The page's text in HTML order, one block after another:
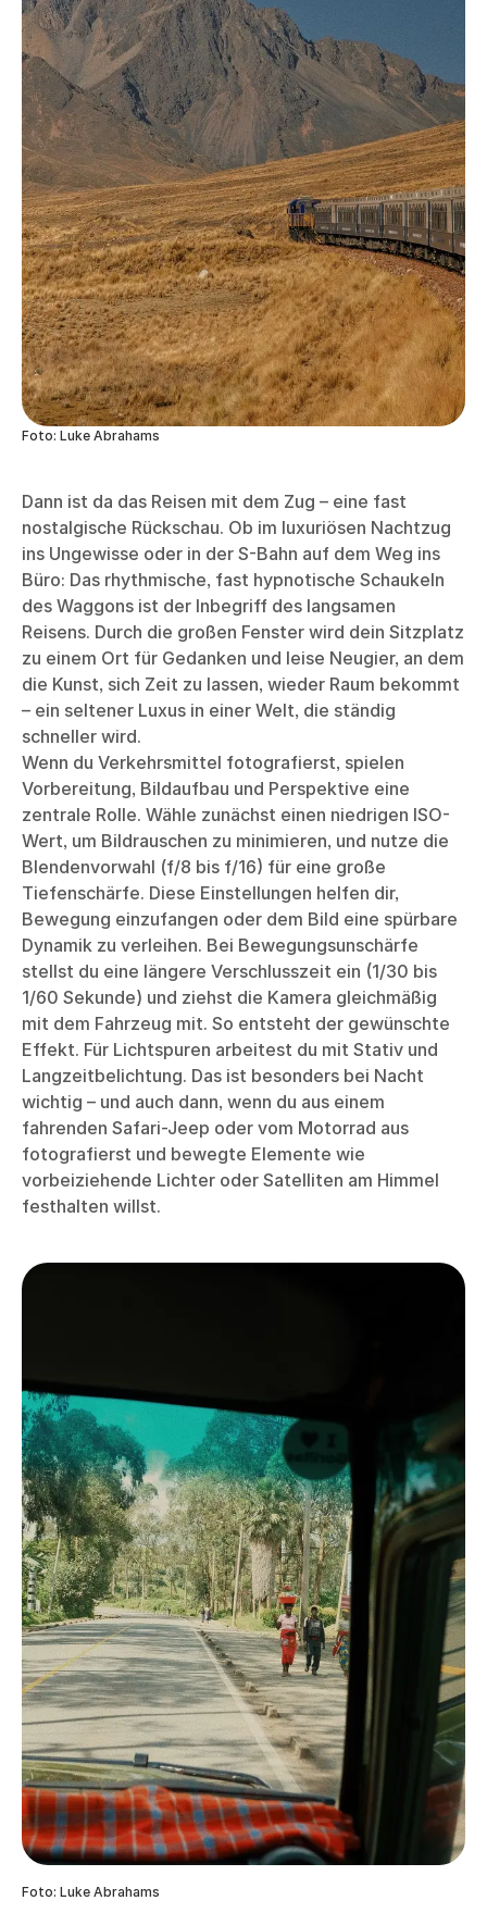
Foto: Luke Abrahams
Dann ist da das Reisen mit dem Zug – eine fast
nostalgische Rückschau. Ob im luxuriösen Nachtzug
ins Ungewisse oder in der S-Bahn auf dem Weg ins
Büro: Das rhythmische, fast hypnotische Schaukeln
des Waggons ist der Inbegriff des langsamen
Reisens. Durch die großen Fenster wird dein Sitzplatz
zu einem Ort für Gedanken und leise Neugier, an dem
die Kunst, sich Zeit zu lassen, wieder Raum bekommt
– ein seltener Luxus in einer Welt, die ständig
schneller wird.
Wenn du Verkehrsmittel fotografierst, spielen
Vorbereitung, Bildaufbau und Perspektive eine
zentrale Rolle. Wähle zunächst einen niedrigen ISO-
Wert, um Bildrauschen zu minimieren, und nutze die
Blendenvorwahl (f/8 bis f/16) für eine große
Tiefenschärfe. Diese Einstellungen helfen dir,
Bewegung einzufangen oder dem Bild eine spürbare
Dynamik zu verleihen. Bei Bewegungsunschärfe
stellst du eine längere Verschlusszeit ein (1/30 bis
1/60 Sekunde) und ziehst die Kamera gleichmäßig
mit dem Fahrzeug mit. So entsteht der gewünschte
Effekt. Für Lichtspuren arbeitest du mit Stativ und
Langzeitbelichtung. Das ist besonders bei Nacht
wichtig – und auch dann, wenn du aus einem
fahrenden Safari-Jeep oder vom Motorrad aus
fotografierst und bewegte Elemente wie
vorbeiziehende Lichter oder Satelliten am Himmel
festhalten willst.
Foto: Luke Abrahams